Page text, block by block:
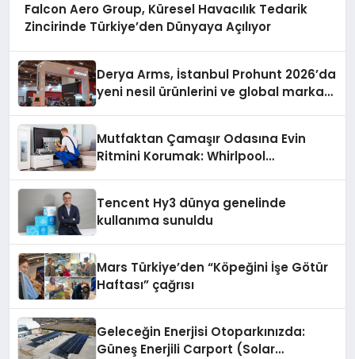
Falcon Aero Group, Küresel Havacılık Tedarik
Zincirinde Türkiye’den Dünyaya Açılıyor
Derya Arms, İstanbul Prohunt 2026’da
yeni nesil ürünlerini ve global marka
Mutfaktan Çamaşır Odasına Evin
Ritmini Korumak: Whirlpool
Tencent Hy3 dünya genelinde
kullanıma sunuldu
Mars Türkiye’den “Köpeğini İşe Götür
Haftası” çağrısı
Geleceğin Enerjisi Otoparkınızda:
Güneş Enerjili Carport (Solar